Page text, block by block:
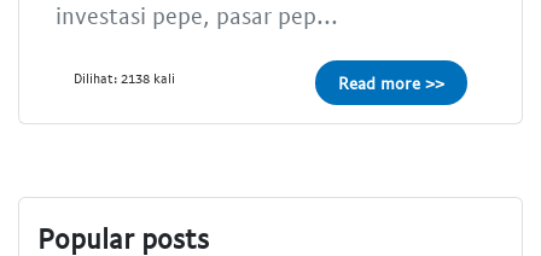
investasi pepe, pasar pep...
Dilihat: 2138 kali Read more >>
Popular posts